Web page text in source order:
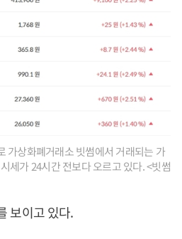
가상화폐거래소 빗썸에서 거래되는 가
세가 24시간 전보다 오르고 있다. <빗썸
보이고 있다.